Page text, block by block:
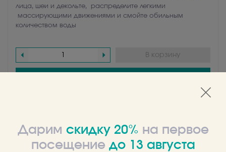
лица, шеи и декольте, распределите легкими
массирующими движениями и смойте обильным
количеством воды
В корзину
Качество
Гарантируем качественные товары
Дарим скидку 20% на первое
посещение до 13 августа